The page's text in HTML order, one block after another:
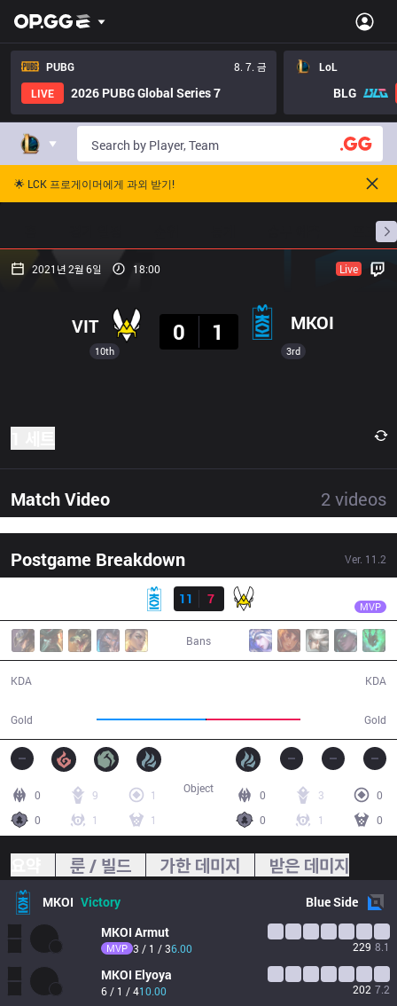
PUBG
8. 7. 금
LIVE
2026 PUBG Global Series 7
LoL
BLG
🌟 LCK 프로게이머에게 과외 받기!
프로빌
2021년 2월 6일 18:00 Live
10th
VIT
0
1 MKOI
3rd
Match Video 2 videos
Postgame Breakdown Ver. 11.2
11
7 MVP
Bans
KDA
Gold Gold
KDA
0 9
1
0
1 1
0 3
0
0
1 0
Object
룬 / 빌드 가한 데미지 받은 데미지
MKOI Victory BlueSide
MKOI Armut
MVP 3 / 1 / 36.00 229 8.1
MKOI Elyoya
6 / 1 / 410.00 202 7.2